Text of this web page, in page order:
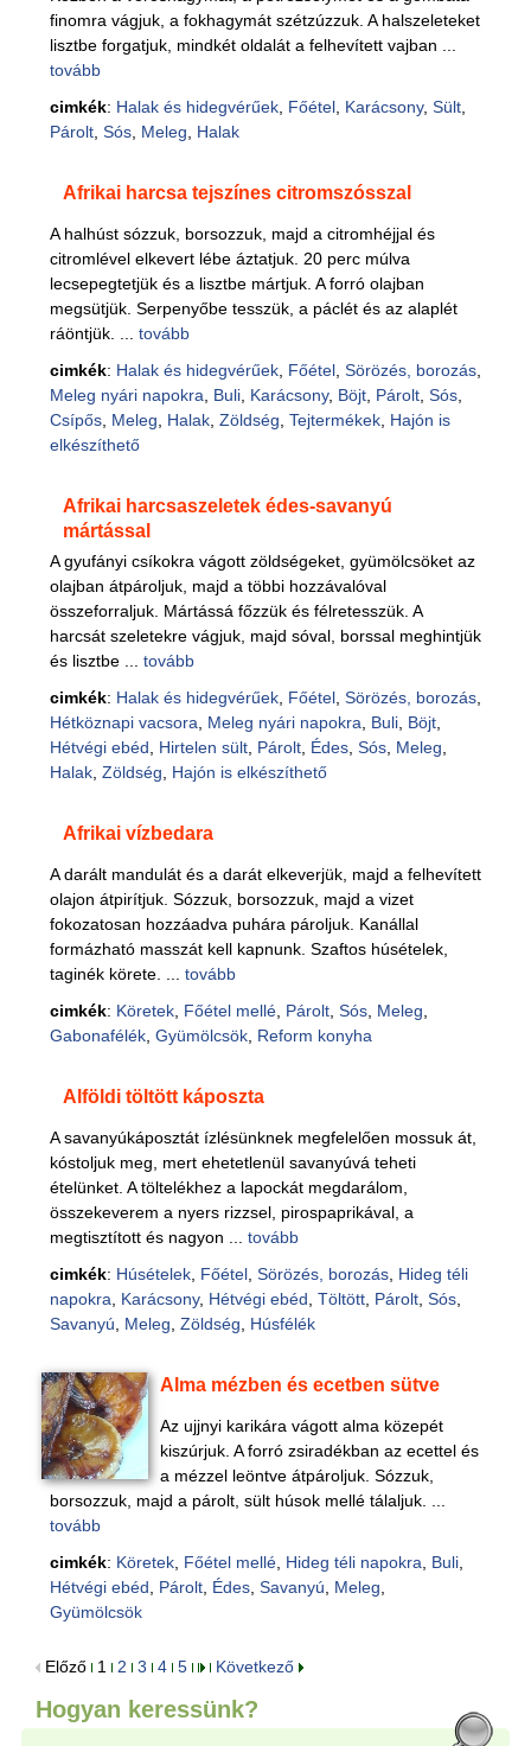
finomra vágjuk, a fokhagymát szétzúzzuk. A halszeleteket
lisztbe forgatjuk, mindkét oldalát a felhevített vajban ...
tovább
cimkék: Halak és hidegvérűek, Főétel, Karácsony, Sült,
Párolt, Sós, Meleg Halak
Afrikai harcsa tejszínes citromszósszal
A halhúst sózzuk, borsozzuk, majd a citromhéjjal és
citromlével elkevert lébe áztatjuk. 20 perc múlva
lecsepegtetjük és a lisztbe mártjuk. A forró olajban
megsütjük. Serpenyőbe tesszük, a páclét és az alaplét
ráöntjük. ... tovább
cimkék: Halak és hidegvérűek, Főétel, Sörözés, borozás,
Meleg nyári napokra
Buli, Karácsony, Böjt, Párolt, Sós,
Csípős, Meleg Halak, Zöldség Tejtermékek, Hajón is
elkészíthető
Afrikai harcsaszeletek édes-savanyú
mártással
A gyufányi csíkokra vágott zöldségeket, gyümölcsöket az
olajban átpároljuk, majd a többi hozzávalóval
összeforraljuk. Mártássá főzzük és félretesszük. A
harcsát szeletekre vágjuk, majd sóval, borssal meghintjük
és lisztbe ... tovább
cimkék: Halak és hidegvérűek, Főétel, Sörözés, borozás,
Hétköznapi vacsora
Meleg nyári napokra Buli, Böjt,
Hétvégi ebéd
Hirtelen sült, Párolt, Édes, Sós, Meleg
Halak, Zöldség Hajón is elkészíthető
Afrikai vízbedara
A darált mandulát és a darát elkeverjük, majd a felhevített
olajon átpirítjuk. Sózzuk, borsozzuk, majd a vizet
fokozatosan hozzáadva puhára pároljuk. Kanállal
formázható masszát kell kapnunk. Szaftos húsételek,
taginék körete. ... tovább
cimkék: Köretek, Főétel mellé, Párolt, Sós, Meleg
Gabonafélék, Gyümölcsök, Reform konyha
Alföldi töltött káposzta
A savanyúkáposztát ízlésünknek megfelelően mossuk át,
kóstoljuk meg, mert ehetetlenül savanyúvá teheti
ételünket. A töltelékhez a lapockát megdarálom,
összekeverem a nyers rizzsel, pirospaprikával, a
megtisztított és nagyon ... tovább
cimkék: Húsételek, Főétel, Sörözés, borozás, Hideg téli
napokra
Karácsony, Hétvégi ebéd Töltött, Párolt, Sós,
Savanyú
Meleg Zöldség Húsfélék
Alma mézben és ecetben sütve
Az ujjnyi karikára vágott alma közepét
kiszúrjuk. A forró zsiradékban az ecettel és
a mézzel leöntve átpároljuk. Sózzuk,
borsozzuk, majd a párolt, sült húsok mellé tálaljuk. ...
tovább
cimkék: Köretek, Főétel mellé, Hideg téli napokra Buli,
Hétvégi ebéd
Párolt, Édes, Savanyú Meleg
Gyümölcsök
Előző 1 2 3 4 5 Következő
Hogyan keressünk?